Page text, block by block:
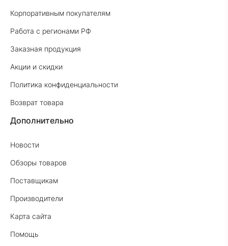
Корпоративным покупателям
Работа с регионами РФ
Заказная продукция
Акции и скидки
Политика конфиденциальности
Возврат товара
Дополнительно
Новости
Обзоры товаров
Поставщикам
Производители
Карта сайта
Помощь